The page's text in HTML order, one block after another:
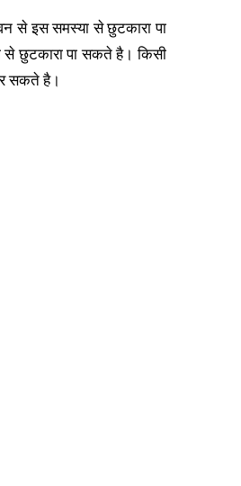
से इस समस्या से छुटकारा पा
छुटकारा पा सकते है। किसी
सकते है।